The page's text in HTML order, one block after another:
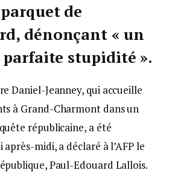
de
dénonçant « un
parfaite stupidité ».
Daniel-Jeanney, qui accueille
à Grand-Charmont dans un
républicaine, a été
midi, a déclaré à l’AFP le
Paul-Edouard Lallois.